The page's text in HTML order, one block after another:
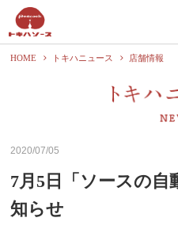
HOME トキハニュース 店舗情報
2020/07/05
7月5日「ソースの自
知らせ